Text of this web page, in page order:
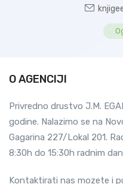
O AGENCIJI
Privredno drustvo J.M.
godine. Nalazimo se na
Gagarina 227/Lokal 201.
8:30h do 15:30h radnim
Kontaktirati nas mozete i